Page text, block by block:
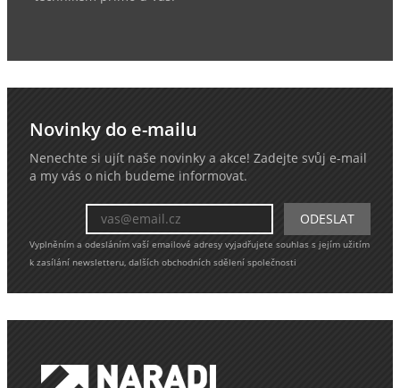
Novinky do e-mailu
Nenechte si ujít naše novinky a akce! Zadejte svůj e-mail
a my vás o nich budeme informovat.
Vyplněním a odesláním vaší emailové adresy vyjadřujete souhlas s jejím užitím
k zasílání newsletteru, dalších obchodních sdělení společnosti